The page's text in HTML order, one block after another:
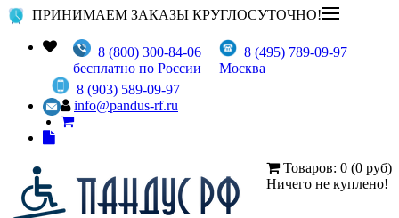
ПРИНИМАЕМ ЗАКАЗЫ КРУГЛОСУТОЧНО!
8 (800) 300-84-06
бесплатно по России
8 (495) 789-09-97
Москва
8 (903) 589-09-97
info@pandus-rf.ru
Товаров: 0 (0 руб)
Ничего не куплено!